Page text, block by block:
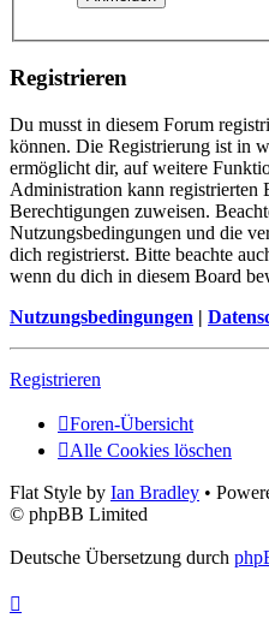
Registrieren
Du musst in diesem Forum
können. Die Registrierung ist in
ermöglicht dir, auf weitere
Administration kann registrierten
Berechtigungen zuweisen.
Nutzungsbedingungen und die
dich registrierst. Bitte beachte
wenn du dich in diesem Board
Nutzungsbedingungen |
Registrieren
Foren-Übersicht
Alle Cookies löschen
Flat Style by Ian Bradley •
© phpBB Limited
Deutsche Übersetzung durch